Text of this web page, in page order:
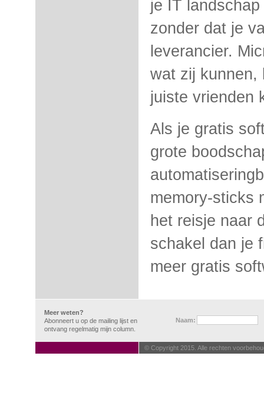
je IT
zonder dat je
leverancier.
wat zij kunnen,
juiste vrienden
Als je gratis
grote
memory-sticks
het reisje naar
schakel dan je
meer gratis
Meer weten?
Abonneert u op de mailing lijst en
ontvang regelmatig mijn column.
Naam:
© Copyright 2015. Alle rechten